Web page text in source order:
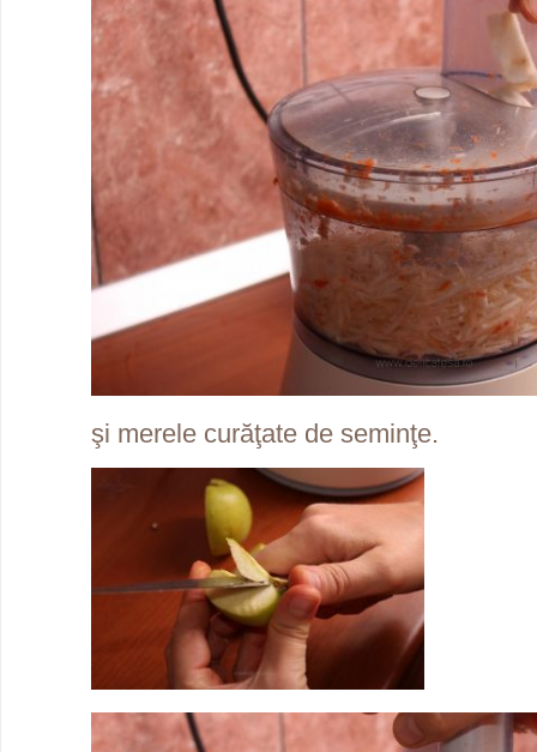
şi merele curăţate de seminţe.